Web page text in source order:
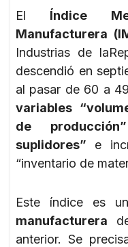
El Índice
Manufacturera
Industrias de
descendió en
al pasar de 60 a
variables
de
suplidores” e
“inventario de
Este índice es
manufacturera
anterior. Se